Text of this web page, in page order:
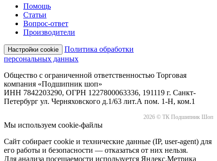
Помощь
Статьи
Вопрос-ответ
Производители
Настройки cookie
Политика обработки
персональных данных
Общество с ограниченной ответственностью Торговая
компания «Подшипник шоп»
ИНН 7842203290, ОГРН 1227800063336, 191119 г. Санкт-
Петербург ул. Черняховского д.1/63 лит.А пом. 1-Н, ком.1
2026 © ТК Подшипник Шоп
Мы используем cookie-файлы
Сайт собирает cookie и технические данные (IP, user-agent) для
его работы и безопасности — отказаться от них нельзя.
Для анализа посещаемости используется Яндекс.Метрика